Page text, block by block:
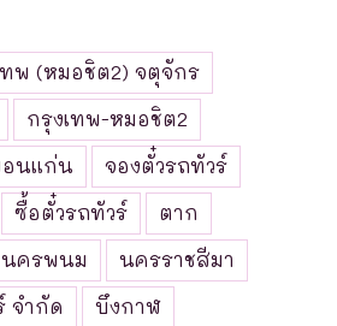
ทพ (หมอชิต2) จตุจักร
กรุงเทพ-หมอชิต2
นแก่น
จองตั๋วรถทัวร์
ซื้อตั๋วรถทัวร์
ตาก
นครพนม
นครราชสีมา
จำกัด
บึงกาฬ